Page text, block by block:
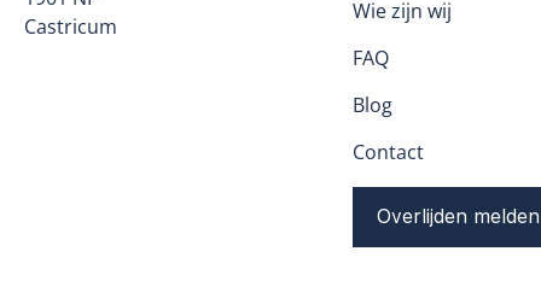
Castricum
Wie zijn wij
FAQ
Blog
Contact
Overlijden melden